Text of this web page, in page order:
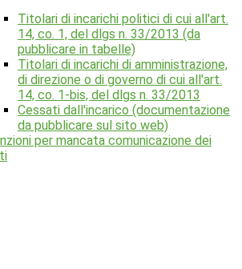
Titolari di incarichi politici di cui all'art.
14, co. 1, del dlgs n. 33/2013 (da
pubblicare in tabelle)
Titolari di incarichi di amministrazione,
di direzione o di governo di cui all'art.
14, co. 1-bis, del dlgs n. 33/2013
Cessati dall'incarico (documentazione
da pubblicare sul sito web)
per mancata comunicazione dei